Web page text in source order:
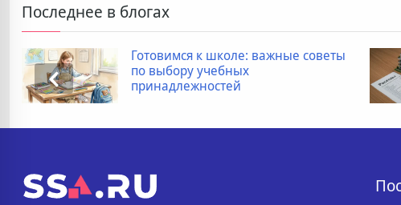
Последнее в блогах
Готовимся к школе: важные советы
по выбору учебных
принадлежностей